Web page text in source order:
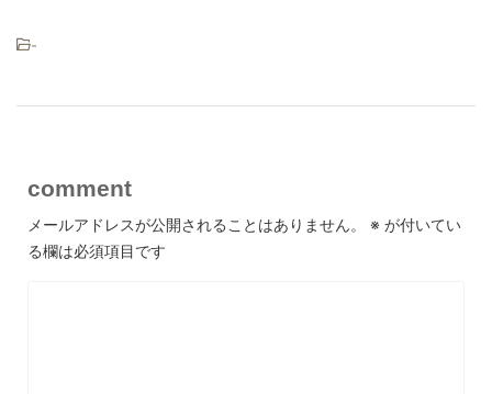
-
comment
メールアドレスが公開されることはありません。 ※ が付いてい
る欄は必須項目です